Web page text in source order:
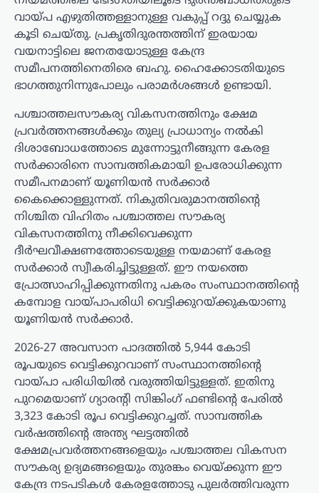
വായ്പ എഴുതിത്തള്ളാനുള്ള വകുപ്പ് റദ്ദു ചെയ്യുക
കൂടി ചെയ്തു. പ്രകൃതിദുരന്തത്തിന് ഇരയായ
വയനാട്ടിലെ ജനതയോടുള്ള കേന്ദ്ര
സമീപനത്തിനെതിരെ ബഹു. ഹൈക്കോടതിയുടെ
ഭാഗത്തുനിന്നുപോലും പരാമര്‍ശങ്ങള്‍ ഉണ്ടായി.
പശ്ചാത്തലസൗകര്യ വികസനത്തിനും ക്ഷേമ
പ്രവര്‍ത്തനങ്ങള്‍ക്കും തുല്യ പ്രാധാന്യം നല്‍കി
ദിശാബോധത്തോടെ മുന്നോട്ടുനീങ്ങുന്ന കേരള
സര്‍ക്കാരിനെ സാമ്പത്തികമായി ഉപരോധിക്കുന്ന
സമീപനമാണ് യൂണിയന്‍ സര്‍ക്കാര്‍
കൈക്കൊള്ളുന്നത്. നികുതിവരുമാനത്തിന്റെ
നിശ്ചിത വിഹിതം പശ്ചാത്തല സൗകര്യ
വികസനത്തിനു നീക്കിവെക്കുന്ന
ദീര്‍ഘവീക്ഷണത്തോടെയുള്ള നയമാണ് കേരള
സര്‍ക്കാര്‍ സ്വീകരിച്ചിട്ടുള്ളത്. ഈ നയത്തെ
പ്രോത്സാഹിപ്പിക്കുന്നതിനു പകരം സംസ്ഥാനത്തിന്റെ
കമ്പോള വായ്പാപരിധി വെട്ടിക്കുറയ്ക്കുകയാണു
യൂണിയന്‍ സര്‍ക്കാര്‍.
2026-27 അവസാന പാദത്തില്‍ 5,944 കോടി
രൂപയുടെ വെട്ടിക്കുറവാണ് സംസ്ഥാനത്തിന്റെ
വായ്പാ പരിധിയില്‍ വരുത്തിയിട്ടുള്ളത്. ഇതിനു
പുറമെയാണ് ഗ്യാരന്റി സിങ്കിംഗ് ഫണ്ടിന്റെ പേരില്‍
3,323 കോടി രൂപ വെട്ടിക്കുറച്ചത്. സാമ്പത്തിക
വര്‍ഷത്തിന്റെ അന്ത്യ ഘട്ടത്തില്‍
ക്ഷേമപ്രവര്‍ത്തനങ്ങളെയും പശ്ചാത്തല വികസന
സൗകര്യ ഉദ്യമങ്ങളെയും തുരങ്കം വെയ്ക്കുന്ന ഈ
കേന്ദ്ര നടപടികള്‍ കേരളത്തോടു പുലര്‍ത്തിവരുന്ന